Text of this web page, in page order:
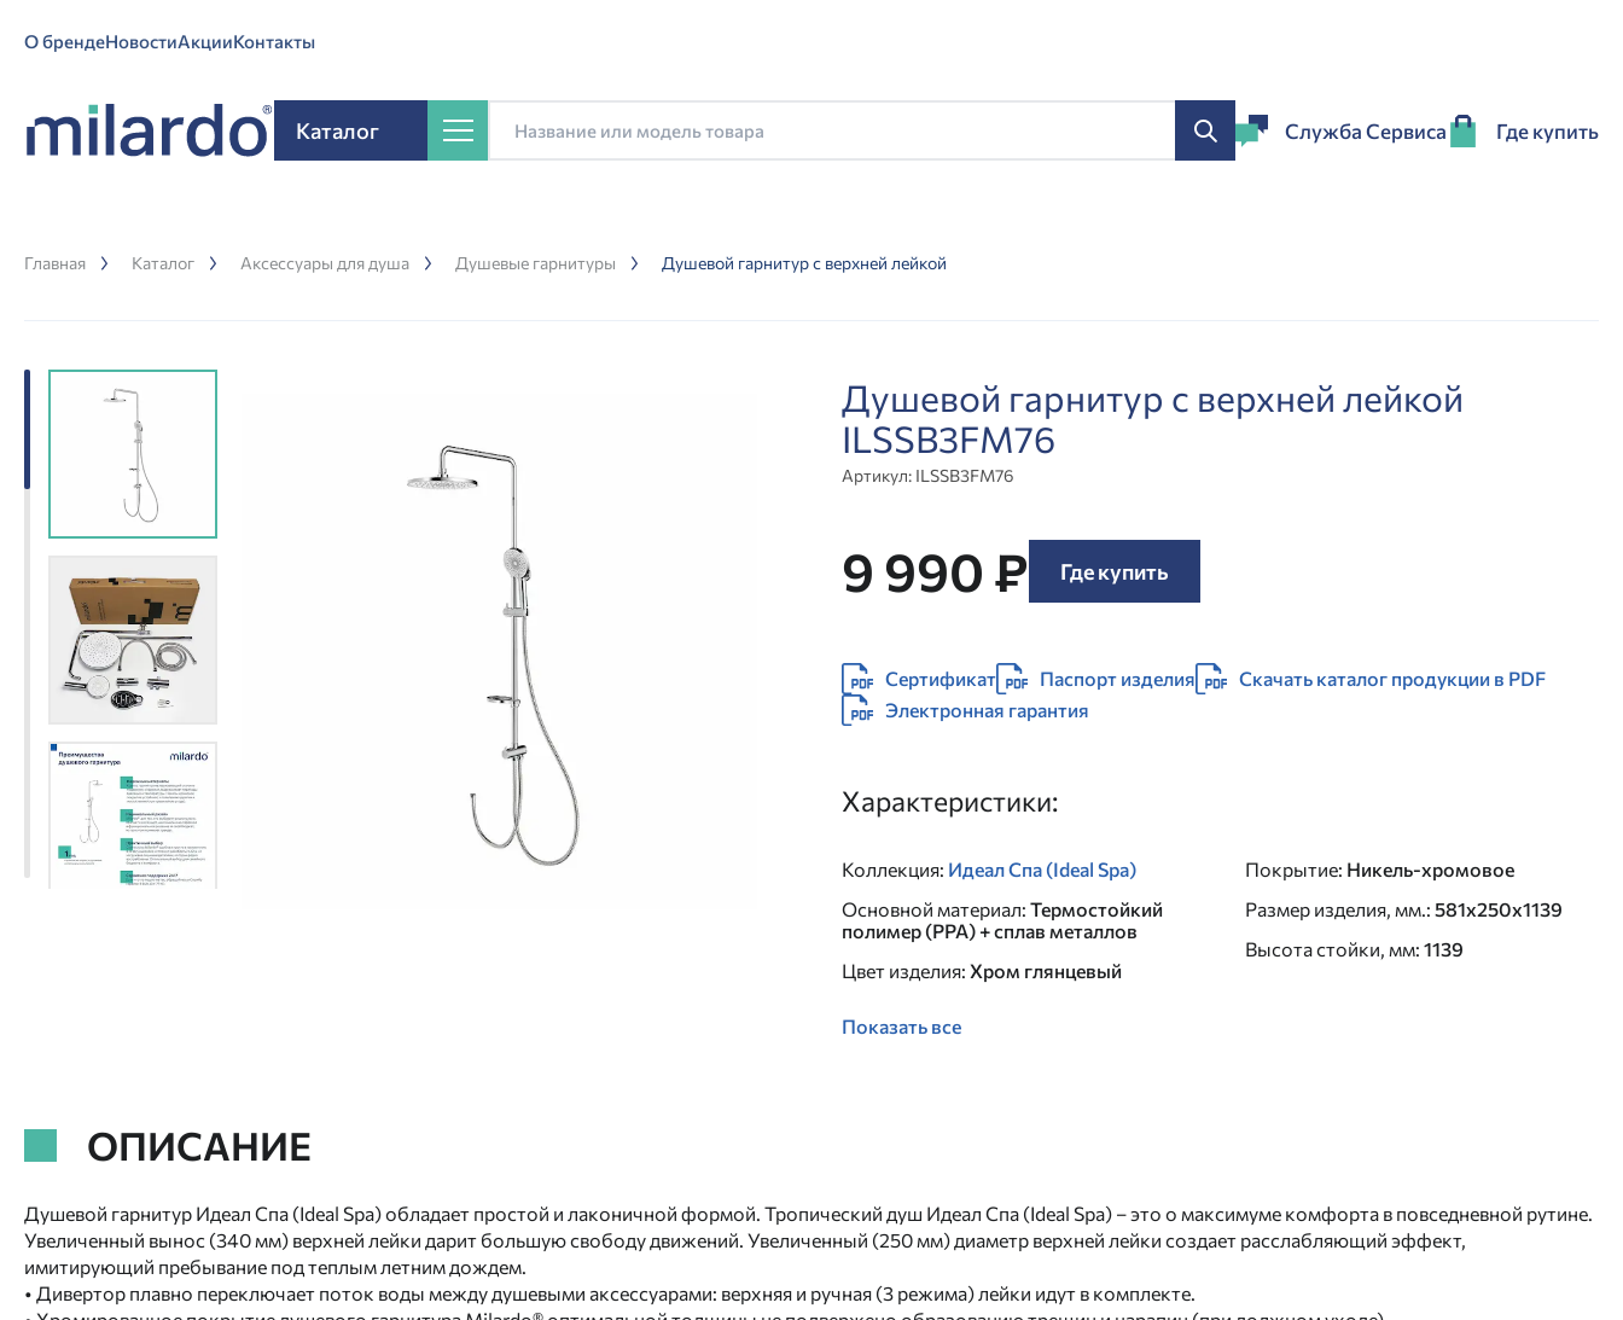
О брендеНовостиАкцииКонтакты
Каталог Служба Сервиса Где купить
Главная Каталог Аксессуары для душа Душевые гарнитуры Душевой гарнитур с верхней лейкой
Душевой гарнитур с верхней лейкой
ILSSB3FM76
Артикул: ILSSB3FM76
9 990 ₽ Где купить
Сертификат Паспорт изделия
Скачать каталог продукции в PDF
Электронная гарантия
Характеристики:
Коллекция: Идеал Спа (Ideal Spa)
Основной материал: Термостойкий
полимер (PPA) + сплав металлов
Цвет изделия: Хром глянцевый
Покрытие: Никель-хромовое
Размер изделия, мм.: 581х250х1139
Высота стойки, мм: 1139
Показать все
ОПИСАНИЕ
Душевой гарнитур Идеал Спа (Ideal Spa) обладает простой и лаконичной формой. Тропический душ Идеал Спа (Ideal Spa) – это о максимуме комфорта в повседневной рутине.
Увеличенный вынос (340 мм) верхней лейки дарит большую свободу движений. Увеличенный (250 мм) диаметр верхней лейки создает расслабляющий эффект,
имитирующий пребывание под теплым летним дождем.
• Дивертор плавно переключает поток воды между душевыми аксессуарами: верхняя и ручная (3 режима) лейки идут в комплекте.